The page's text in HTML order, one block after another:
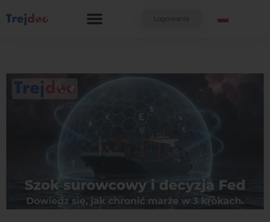
do
Logowanie